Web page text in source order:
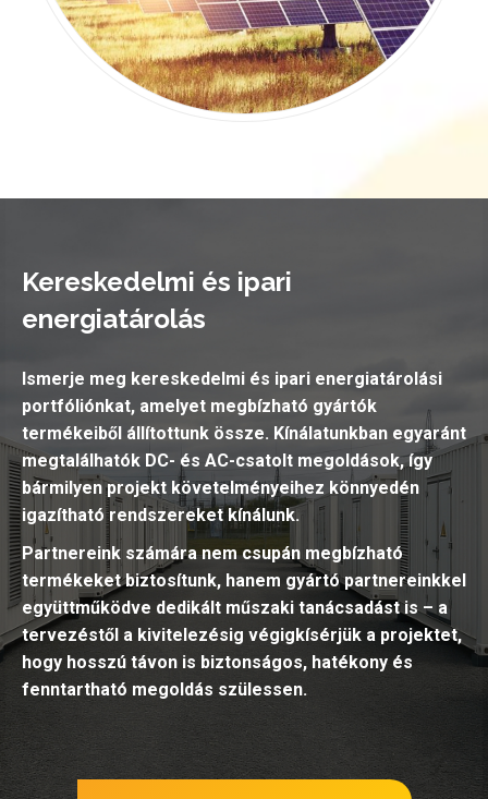
Kereskedelmi és ipari
energiatárolás
Ismerje meg kereskedelmi és ipari energiatárolási
portfóliónkat, amelyet megbízható gyártók
termékeiből állítottunk össze. Kínálatunkban egyaránt
megtalálhatók DC- és AC-csatolt megoldások, így
bármilyen projekt követelményeihez könnyedén
igazítható rendszereket kínálunk.
Partnereink számára nem csupán megbízható
termékeket biztosítunk, hanem gyártó partnereinkkel
együttműködve dedikált műszaki tanácsadást is – a
tervezéstől a kivitelezésig végigkísérjük a projektet,
hogy hosszú távon is biztonságos, hatékony és
fenntartható megoldás szülessen.